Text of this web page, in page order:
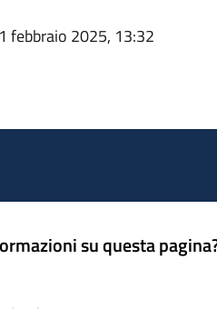
febbraio 2025, 13:32
su questa